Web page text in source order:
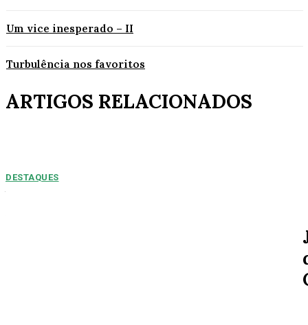
Um vice inesperado – II
Turbulência nos favoritos
ARTIGOS RELACIONADOS
DESTAQUES